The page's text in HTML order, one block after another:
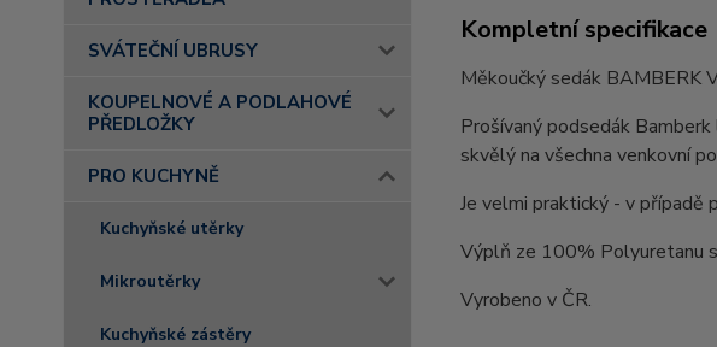
SVÁTEČNÍ UBRUSY
KOUPELNOVÉ A PODLAHOVÉ
PŘEDLOŽKY
PRO KUCHYNĚ
Kuchyňské utěrky
Mikroutěrky
Kuchyňské zástěry
Kompletní specifikace
Měkoučký sedák BAMBERK
Prošívaný podsedák
skvělý na všechna venkovní
Je velmi praktický - v případě
Výplň ze 100% Polyuretanu
Vyrobeno v ČR.